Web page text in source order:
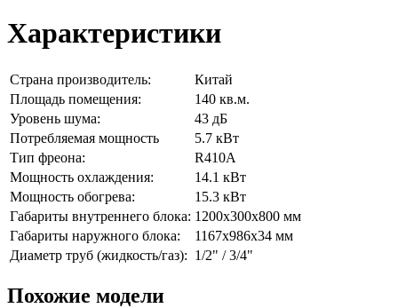
Характеристики
Страна производитель:
Китай
Площадь помещения:
140 кв.м.
Уровень шума:
43 дБ
Потребляемая мощность
5.7 кВт
Тип фреона:
R410A
Мощность охлаждения:
14.1 кВт
Мощность обогрева:
15.3 кВт
Габариты внутреннего блока: 1200х300х800 мм
Габариты наружного блока:
1167х986х34 мм
Диаметр труб (жидкость/газ): 1/2" / 3/4"
Похожие модели